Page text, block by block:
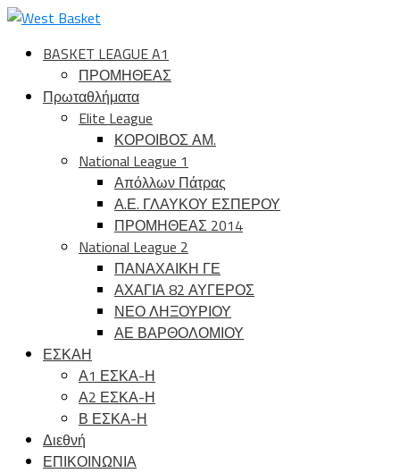
BASKET LEAGUE A1
ΠΡΟΜΗΘΕΑΣ
Πρωταθλήματα
Elite League
ΚΟΡΟΙΒΟΣ ΑΜ.
National League 1
Απόλλων Πάτρας
Α.Ε. ΓΛΑΥΚΟΥ ΕΣΠΕΡΟΥ
ΠΡΟΜΗΘΕΑΣ 2014
National League 2
ΠΑΝΑΧΑΙΚΗ ΓΕ
ΑΧΑΓΙΑ 82 ΑΥΓΕΡΟΣ
ΝΕΟ ΛΗΞΟΥΡΙΟΥ
ΑΕ ΒΑΡΘΟΛΟΜΙΟΥ
ΕΣΚΑΗ
Α1 ΕΣΚΑ-Η
Α2 ΕΣΚΑ-Η
Β ΕΣΚΑ-Η
Διεθνή
ΕΠΙΚΟΙΝΩΝΙΑ